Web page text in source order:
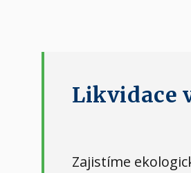
Likvidace
Zajistíme